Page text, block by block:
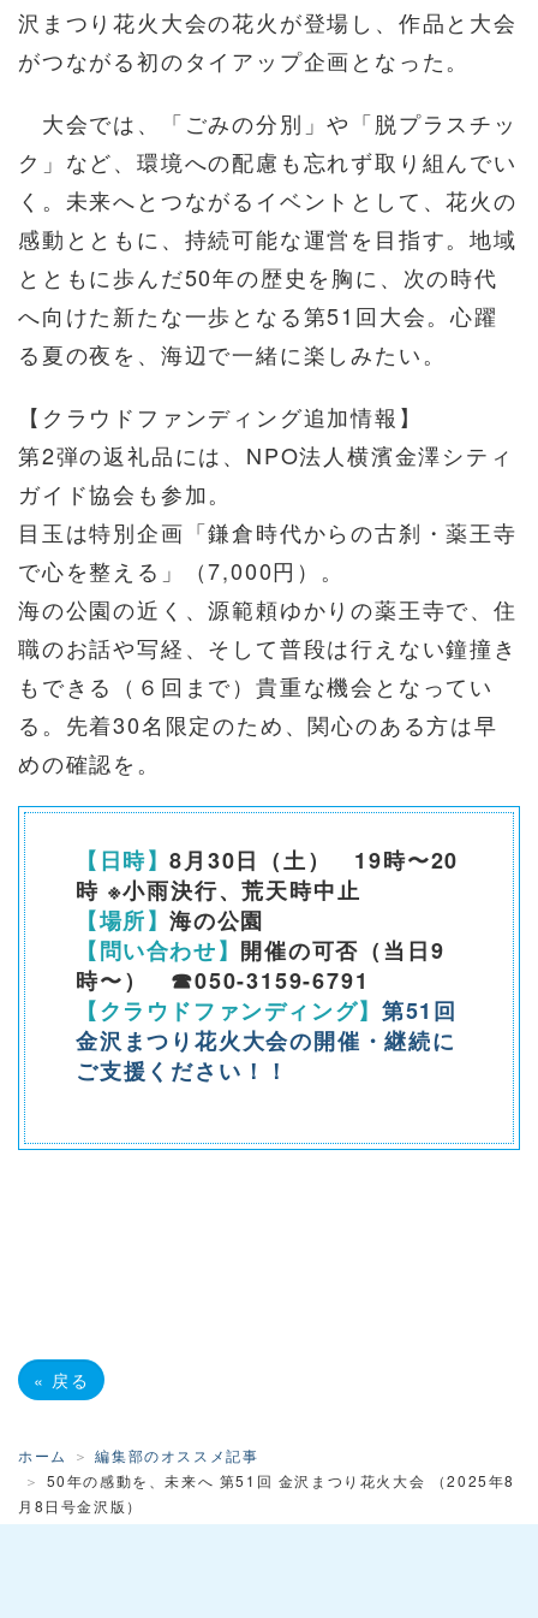
沢まつり花火大会の花火が登場し、作品と大会
がつながる初のタイアップ企画となった。
大会では、「ごみの分別」や「脱プラスチッ
ク」など、環境への配慮も忘れず取り組んでい
く。未来へとつながるイベントとして、花火の
感動とともに、持続可能な運営を目指す。地域
とともに歩んだ50年の歴史を胸に、次の時代
へ向けた新たな一歩となる第51回大会。心躍
る夏の夜を、海辺で一緒に楽しみたい。
【クラウドファンディング追加情報】
第2弾の返礼品には、NPO法人横濱金澤シティ
ガイド協会も参加。
目玉は特別企画「鎌倉時代からの古刹・薬王寺
で心を整える」（7,000円）。
海の公園の近く、源範頼ゆかりの薬王寺で、住
職のお話や写経、そして普段は行えない鐘撞き
もできる（６回まで）貴重な機会となってい
る。先着30名限定のため、関心のある方は早
めの確認を。
【日時】8月30日（土） 19時〜20
時 ※小雨決行、荒天時中止
【場所】海の公園
【問い合わせ】 開催の可否（当日9
時〜） ☎︎050-3159-6791
【クラウドファンディング】 第51回
金沢まつり花火大会の開催・継続に
ご支援ください！！
« 戻る
ホーム
編集部のオススメ記事
50年の感動を、未来へ 第51回 金沢まつり花火大会 （2025年8
月8日号金沢版）